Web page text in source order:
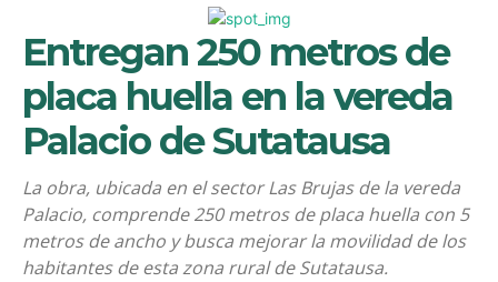
Entregan 250 metros de
placa huella en la vereda
Palacio de Sutatausa
La obra, ubicada en el sector Las Brujas de la vereda
Palacio, comprende 250 metros de placa huella con 5
metros de ancho y busca mejorar la movilidad de los
habitantes de esta zona rural de Sutatausa.